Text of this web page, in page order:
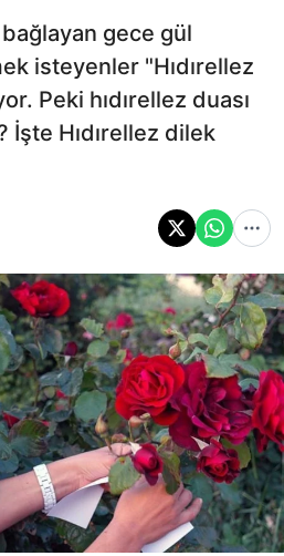
bağlayan gece gül
isteyenler "Hıdırellez
Peki hıdırellez duası
İşte Hıdırellez dilek